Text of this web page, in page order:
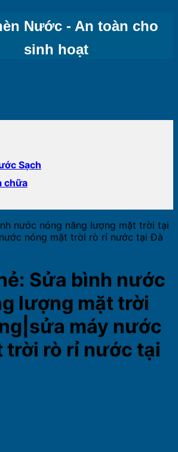
Nước - An toàn cho
sinh hoạt
Sạch
chữa
nước nóng năng lượng mặt trời tại
nóng mặt trời rò rỉ nước tại Đà
Sửa bình nước
lượng mặt trời
máy nước
trời rò rỉ nước tại